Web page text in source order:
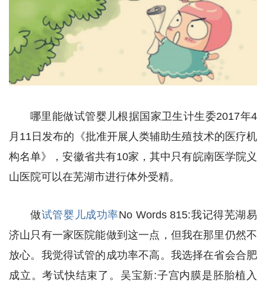
哪里能做试管婴儿根据国家卫生计生委2017年4
月11日发布的《批准开展人类辅助生殖技术的医疗机
构名单》，安徽省共有10家，其中只有皖南医学院义
山医院可以在芜湖市进行体外受精。
做试管婴儿成功率No Words 815:我记得芜湖易
济山只有一家医院能做到这一点，但我在那里仍然不
放心。我觉得试管的成功率不高。我选择在省会合肥
成立。考试快结束了。吴宝新:子宫内膜是胚胎植入